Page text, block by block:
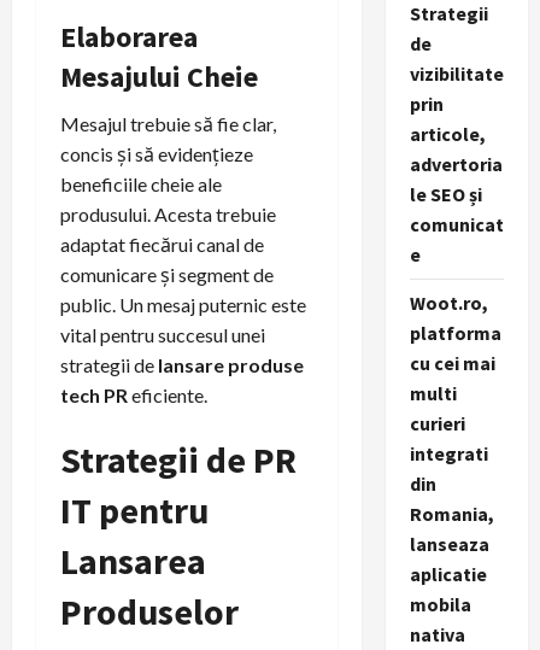
Elaborarea
Mesajului Cheie
Mesajul trebuie să fie clar,
concis și să evidențieze
beneficiile cheie ale
produsului. Acesta trebuie
adaptat fiecărui canal de
comunicare și segment de
public. Un mesaj puternic este
vital pentru succesul unei
strategii de lansare produse
tech PR eficiente.
Strategii de PR
IT pentru
Lansarea
Produselor
Strategii
de
vizibilitate
prin
articole,
advertoria
le SEO și
comunicat
e
Woot.ro,
platforma
cu cei mai
multi
curieri
integrati
din
Romania,
lanseaza
aplicatie
mobila
nativa